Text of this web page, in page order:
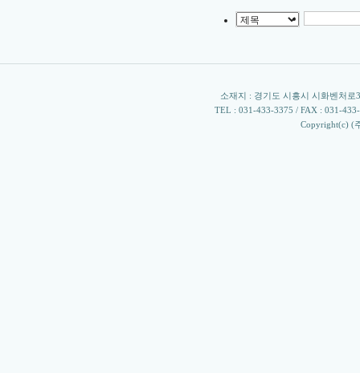
소재지 : 경기도 시흥시 시화벤처
TEL : 031-433-3375 / FAX : 031-
Copyright(c) (